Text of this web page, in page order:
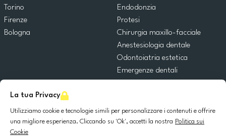
La tua Privacy
Utilizziamo cookie e tecnologie simili per personalizzare i contenuti e offrire
una migliore esperienza. Cliccando su 'Ok', accetti la nostra Politica sui
Cookie
Torino
Firenze
Bologna
Endodonzia
Protesi
Chirurgia maxillo-facciale
Anestesiologia dentale
Odontoiatria estetica
Emergenze dentali
Chirurgia orale
Implantologia dentale